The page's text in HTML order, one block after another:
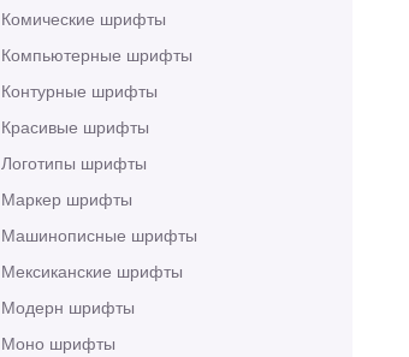
Комические шрифты
Компьютерные шрифты
Контурные шрифты
Красивые шрифты
Логотипы шрифты
Маркер шрифты
Машинописные шрифты
Мексиканские шрифты
Модерн шрифты
Моно шрифты